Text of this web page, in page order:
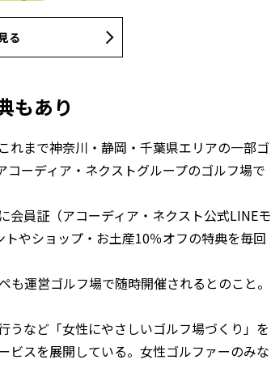
る
もあり
れまで神奈川・静岡・千葉県エリアの一部ゴ
ーディア・ネクストグループのゴルフ場で
会員証（アコーディア・ネクスト公式LINEモ
やショップ・お土産10％オフの特典を毎回
運営ゴルフ場で随時開催されるとのこと。
うなど「女性にやさしいゴルフ場づくり」を
ビスを展開している。女性ゴルファーのみな